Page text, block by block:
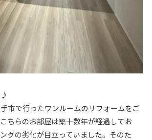
♪
市で行ったワンルームのリフォームをご
ちらのお部屋は築十数年が経過してお
グの劣化が目立っていました。そのた